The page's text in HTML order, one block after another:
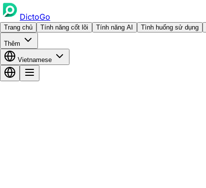
DictoGo
Trang chủ Tính năng cốt lõi Tính năng AI Tình huống sử dụng
Thêm
Vietnamese